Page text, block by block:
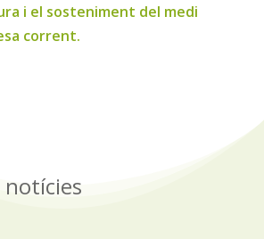
i el sosteniment del medi
corrent.